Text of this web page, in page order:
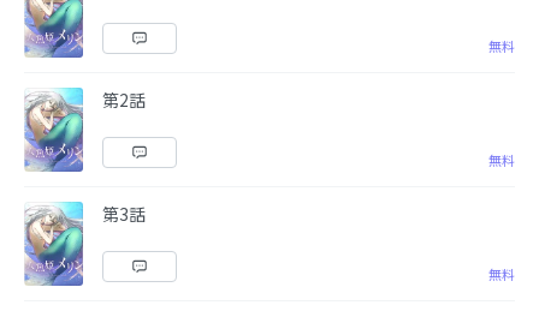
無料
第2話
無料
第3話
無料